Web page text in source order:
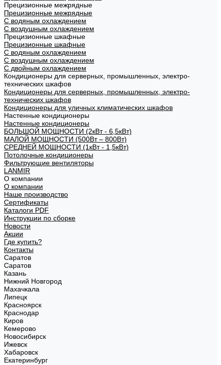
Прецизионные межрядные
Прецизионные межрядные
С водяным охлаждением
С воздушным охлаждением
Прецизионные шкафные
Прецизионные шкафные
С водяным охлаждением
С воздушным охлаждением
С двойным охлаждением
Кондиционеры для серверных, промышленных, электро-
технических шкафов
Кондиционеры для серверных, промышленных, электро-
технических шкафов
Кондиционеры для уличных климатических шкафов
Настенные кондиционеры
Настенные кондиционеры
БОЛЬШОЙ МОЩНОСТИ (2кВт - 6,5кВт)
МАЛОЙ МОЩНОСТИ (500Вт – 800Вт)
СРЕДНЕЙ МОЩНОСТИ (1кВт - 1,5кВт)
Потолочные кондиционеры
Фильтрующие вентиляторы
LANMIR
О компании
О компании
Наше производство
Сертификаты
Каталоги PDF
Инструкции по сборке
Новости
Акции
Где купить?
Контакты
Саратов
Саратов
Казань
Нижний Новгород
Махачкала
Липецк
Красноярск
Краснодар
Киров
Кемерово
Новосибирск
Ижевск
Хабаровск
Екатеринбург